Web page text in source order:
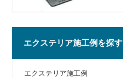
エクステリア施工例を探す
エクステリア施工例